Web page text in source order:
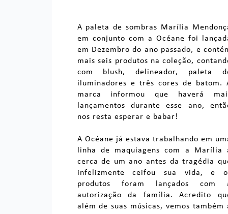
A paleta de sombras Marília
em conjunto com a Océane foi
em Dezembro do ano passado, e
mais seis produtos na coleção,
com blush, delineador, paleta
iluminadores e três cores de batom.
marca informou que haverá
lançamentos durante esse ano,
nos resta esperar e babar!
A Océane já estava trabalhando em
linha de maquiagens com a Marília
cerca de um ano antes da tragédia
infelizmente ceifou sua vida, e
produtos foram lançados com
autorização da família. Acredito
além de suas músicas, vemos também